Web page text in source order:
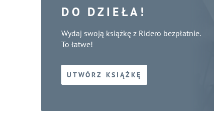
DO DZIEŁA!
Wydaj swoją książkę z Ridero bezpłatnie.
To łatwe!
UTWÓRZ KSIĄŻKĘ